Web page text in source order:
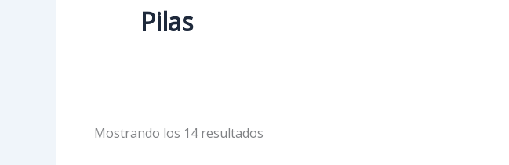
Pilas
Mostrando los 14 resultados